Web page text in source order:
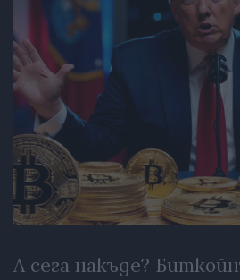
А сега накъде?